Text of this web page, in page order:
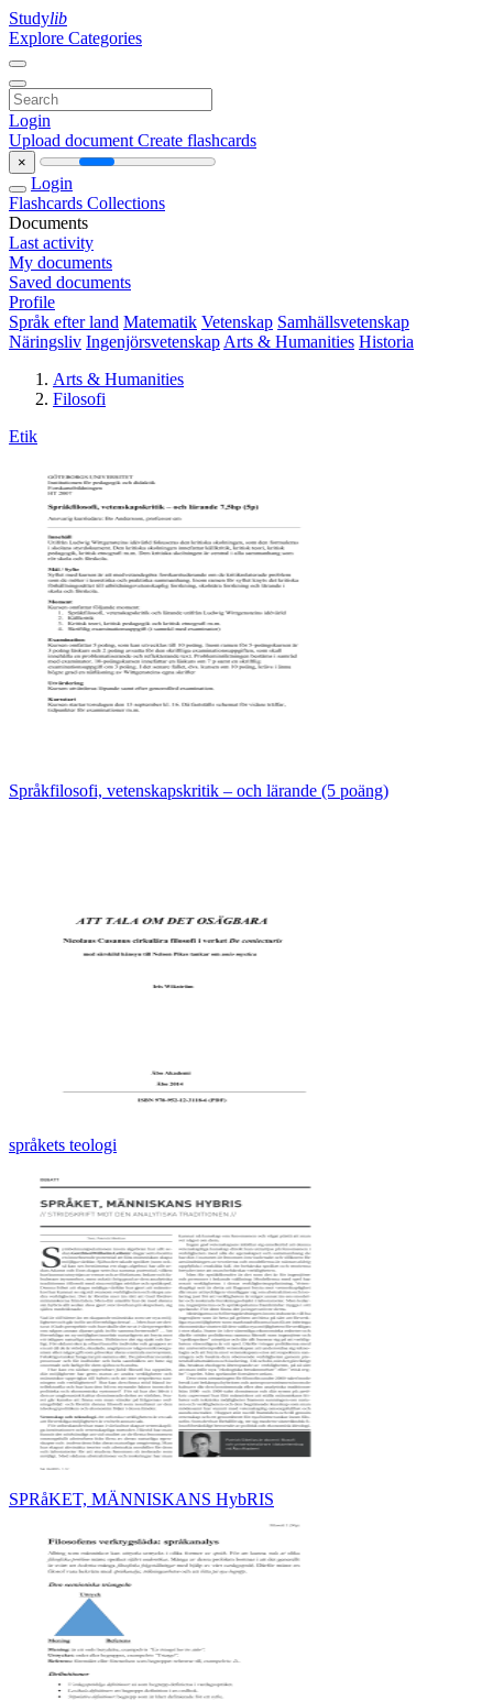
Studylib
Explore Categories
Login
Upload document Create flashcards
×
Login
Flashcards Collections
Documents
Last activity
My documents
Saved documents
Profile
Språk efter land Matematik Vetenskap Samhällsvetenskap
Näringsliv Ingenjörsvetenskap Arts & Humanities Historia
Arts & Humanities
Filosofi
Etik
Språkfilosofi, vetenskapskritik – och lärande (5 poäng)
språkets teologi
SPRåKET, MÄNNISKANS HybRIS